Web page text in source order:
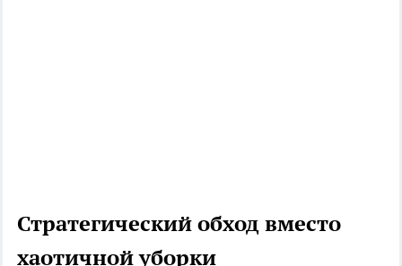
Стратегический обход вместо
хаотичной уборки